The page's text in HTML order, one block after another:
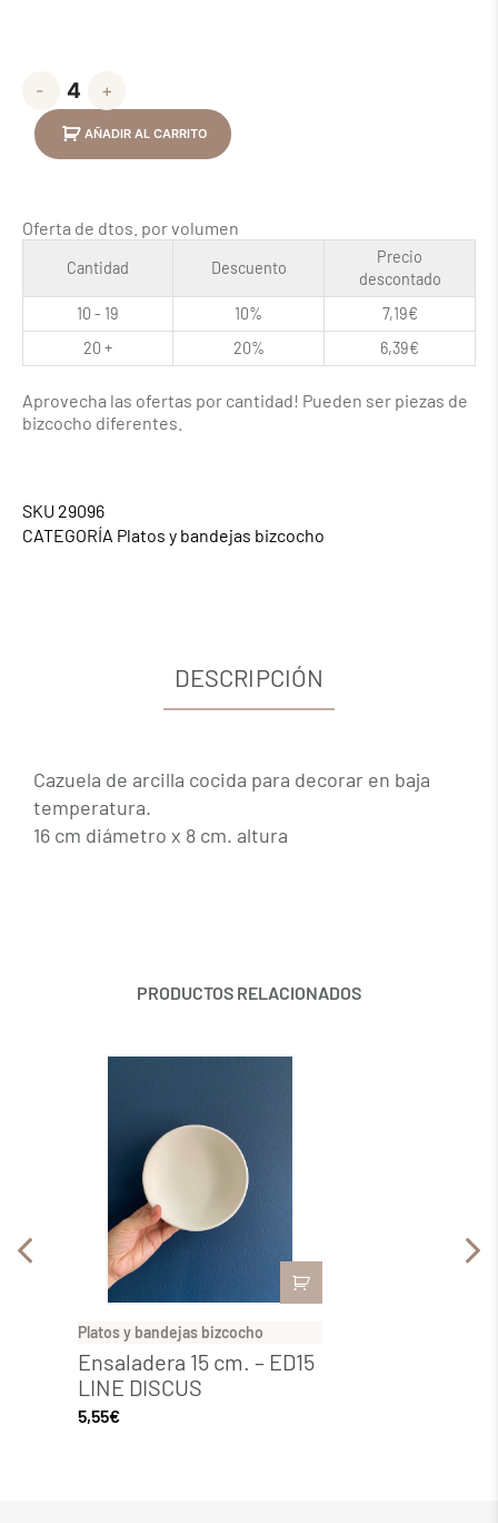
- +
AÑADIR AL CARRITO
Oferta de dtos. por volumen
Cantidad Descuento
Precio
descontado
10 - 19
10% 7,19€
20 +
20% 6,39€
Aprovecha las ofertas por cantidad! Pueden ser piezas de
bizcocho diferentes.
SKU 29096
CATEGORÍA Platos y bandejas bizcocho
DESCRIPCIÓN
Cazuela de arcilla cocida para decorar en baja
temperatura.
16 cm diámetro x 8 cm. altura
PRODUCTOS RELACIONADOS
Platos y bandejas bizcocho
Ensaladera 15 cm. – ED15
LINE DISCUS
5,55€